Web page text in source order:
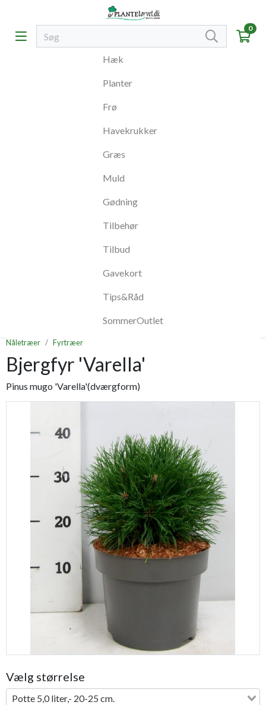
0
Hæk
Planter
Frø
Havekrukker
Græs
Muld
Gødning
Tilbehør
Tilbud
Gavekort
Tips&Råd
SommerOutlet
Nåletræer Fyrtræer
Bjergfyr 'Varella'
Pinus mugo 'Varella'(dværgform)
Vælg størrelse
Potte 5,0 liter,- 20-25 cm.